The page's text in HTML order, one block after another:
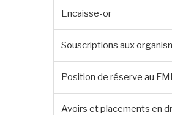
Encaisse-or
Souscriptions aux
Position de réserve au FMI
Avoirs et placements en